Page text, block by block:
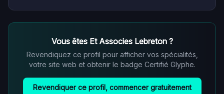
Vous êtes Et Associes Lebreton?
Revendiquez ce profil pour afficher vos spécialités,
votre site web et obtenir le badge Certifié Glyphe.
Revendiquer ce profil, commencer gratuitement